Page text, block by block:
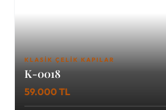
KLASIK ÇELIK KAPILAR
K-0018
59.000 TL